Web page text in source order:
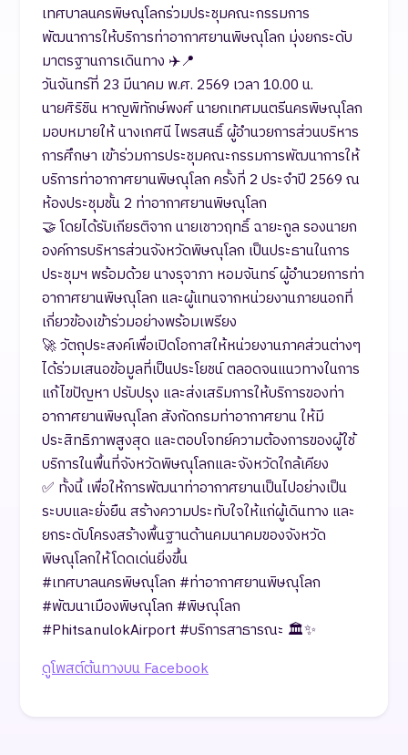
เทศบาลนครพิษณุโลกร่วมประชุมคณะกรรมการ
พัฒนาการให้บริการท่าอากาศยานพิษณุโลก มุ่งยกระดับ
มาตรฐานการเดินทาง ✈️📍
​วันจันทร์ที่ 23 มีนาคม พ.ศ. 2569 เวลา 10.00 น.
นายศิริชิน หาญพิทักษ์พงศ์ นายกเทศมนตรีนครพิษณุโลก
มอบหมายให้ นางเกศนี ไพรสนธิ์ ผู้อำนวยการส่วนบริหาร
การศึกษา เข้าร่วมการประชุมคณะกรรมการพัฒนาการให้
บริการท่าอากาศยานพิษณุโลก ครั้งที่ 2 ประจำปี 2569 ณ
ห้องประชุมชั้น 2 ท่าอากาศยานพิษณุโลก
​🤝 โดยได้รับเกียรติจาก นายเชาวฤทธิ์ ฉายะกูล รองนายก
องค์การบริหารส่วนจังหวัดพิษณุโลก เป็นประธานในการ
ประชุมฯ พร้อมด้วย นางรุจาภา หอมจันทร์ ผู้อำนวยการท่า
อากาศยานพิษณุโลก และผู้แทนจากหน่วยงานภายนอกที่
เกี่ยวข้องเข้าร่วมอย่างพร้อมเพรียง
​🚀 วัตถุประสงค์เพื่อเปิดโอกาสให้หน่วยงานภาคส่วนต่างๆ
ได้ร่วมเสนอข้อมูลที่เป็นประโยชน์ ตลอดจนแนวทางในการ
แก้ไขปัญหา ปรับปรุง และส่งเสริมการให้บริการของท่า
อากาศยานพิษณุโลก สังกัดกรมท่าอากาศยาน ให้มี
ประสิทธิภาพสูงสุด และตอบโจทย์ความต้องการของผู้ใช้
บริการในพื้นที่จังหวัดพิษณุโลกและจังหวัดใกล้เคียง
​✅ ทั้งนี้ เพื่อให้การพัฒนาท่าอากาศยานเป็นไปอย่างเป็น
ระบบและยั่งยืน สร้างความประทับใจให้แก่ผู้เดินทาง และ
ยกระดับโครงสร้างพื้นฐานด้านคมนาคมของจังหวัด
พิษณุโลกให้โดดเด่นยิ่งขึ้น
​#เทศบาลนครพิษณุโลก #ท่าอากาศยานพิษณุโลก
#พัฒนาเมืองพิษณุโลก #พิษณุโลก
#PhitsanulokAirport #บริการสาธารณะ 🏛️✨
ดูโพสต์ต้นทางบน Facebook